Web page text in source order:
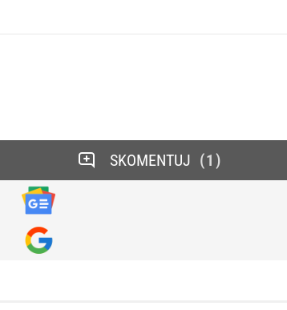
SKOMENTUJ 1